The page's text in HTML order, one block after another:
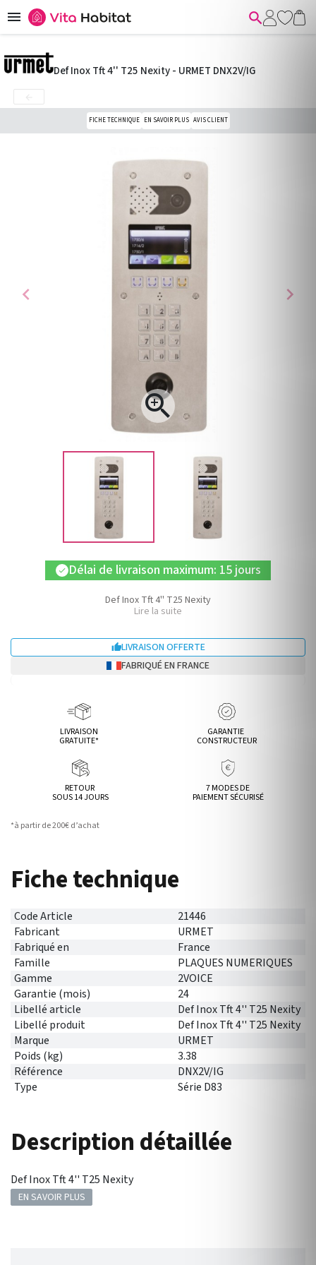
 
chevron_left

chevron_right
Def Inox Tft 4'' T25 Nexity - URMET DNX2V/IG
FICHE TECHNIQUE EN SAVOIR PLUS AVIS CLIENT
check Délai de livraison maximum: 15 jours
Def Inox Tft 4'' T25 Nexity
Lire la suite
LIVRAISON OFFERTE
FABRIQUÉ EN FRANCE
LIVRAISON
GRATUITE*
GARANTIE
CONSTRUCTEUR
RETOUR
SOUS 14 JOURS
7 MODES DE
PAIEMENT SÉCURISÉ
*à partir de 200€ d’achat
Fiche technique
Code Article
21446
Fabricant
URMET
Fabriqué en
France
Famille
PLAQUES NUMERIQUES
Gamme
2VOICE
Garantie (mois)
24
Libellé article
Def Inox Tft 4'' T25 Nexity
Libellé produit
Def Inox Tft 4'' T25 Nexity
Marque
URMET
Poids (kg)
3.38
Référence
DNX2V/IG
Type
Série D83
Description détaillée
Def Inox Tft 4'' T25 Nexity
EN SAVOIR PLUS